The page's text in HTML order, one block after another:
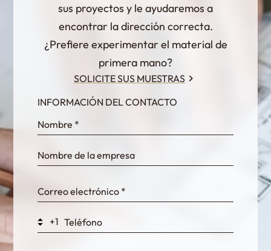
sus proyectos y le ayudaremos a
encontrar la dirección correcta.
¿Prefiere experimentar el material de
primera mano?
SOLICITE SUS MUESTRAS
InternalFormDataPassing
bn1q0rrvUn2bmwl
WEK7sP7DXp5OiEV
INFORMACIÓN DEL CONTACTO
+1